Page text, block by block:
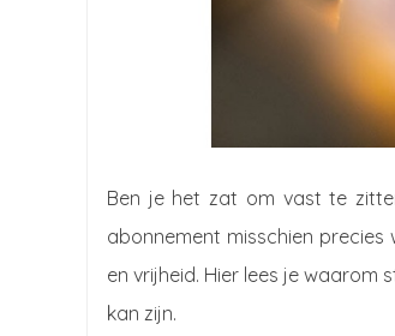
Ben je het zat om vast te
abonnement misschien
en vrijheid. Hier lees je waarom
kan zijn.